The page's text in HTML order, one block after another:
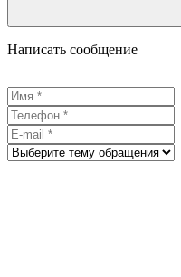
Написать сообщение